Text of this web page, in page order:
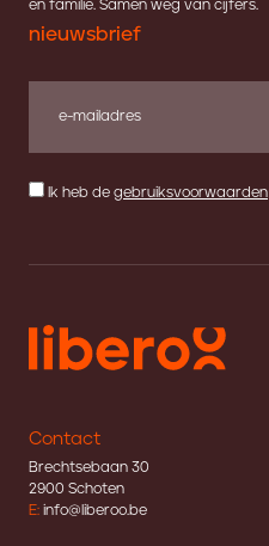
en familie. Samen weg van cijfers.
nieuwsbrief
Ik heb de gebruiksvoorwaarden
Contact
Brechtsebaan 30
2900 Schoten
E: info@liberoo.be